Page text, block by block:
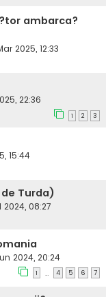
ambarca?
2025, 12:33
22:36
1 2 3
15:44
Turda)
2024, 08:27
2024, 20:24
1 … 4 5 6 7